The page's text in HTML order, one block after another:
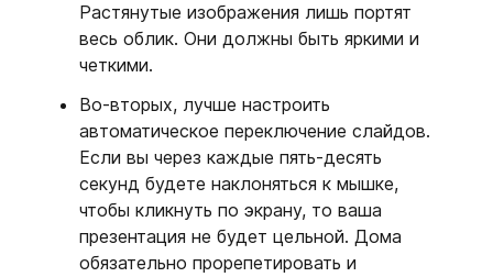
Растянутые изображения лишь портят
весь облик. Они должны быть яркими и
четкими.
Во-вторых, лучше настроить
автоматическое переключение слайдов.
Если вы через каждые пять-десять
секунд будете наклоняться к мышке,
чтобы кликнуть по экрану, то ваша
презентация не будет цельной. Дома
обязательно прорепетировать и